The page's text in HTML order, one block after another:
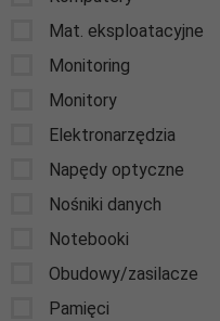
Mat. eksploatacyjne
Monitoring
Monitory
Elektronarzędzia
Napędy optyczne
Nośniki danych
Notebooki
Obudowy/zasilacze
Pamięci